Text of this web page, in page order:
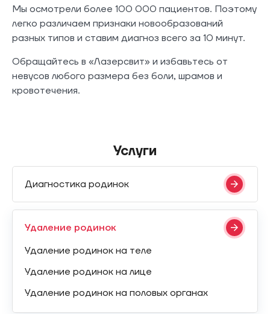
Мы осмотрели более 100 000 пациентов. Поэтому
легко различаем признаки новообразований
разных типов и ставим диагноз всего за 10 минут.
Обращайтесь в «Лазерсвит» и избавьтесь от
невусов любого размера без боли, шрамов и
кровотечения.
Услуги
Диагностика родинок
Удаление родинок
Удаление родинок на теле
Удаление родинок на лице
Удаление родинок на половых органах